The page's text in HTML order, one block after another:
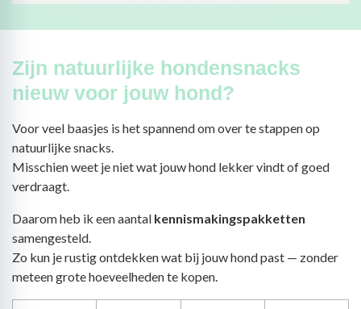
Zijn natuurlijke hondensnacks
nieuw voor jouw hond?
Voor veel baasjes is het spannend om over te stappen op
natuurlijke snacks.
Misschien weet je niet wat jouw hond lekker vindt of goed
verdraagt.
Daarom heb ik een aantal kennismakingspakketten
samengesteld.
Zo kun je rustig ontdekken wat bij jouw hond past — zonder
meteen grote hoeveelheden te kopen.